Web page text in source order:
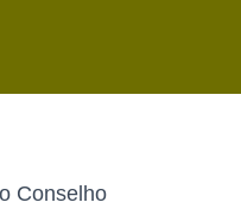
Conselho